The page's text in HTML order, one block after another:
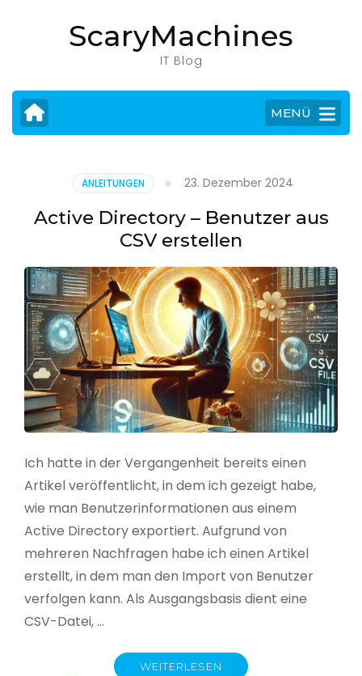
drücken)
ScaryMachines
IT Blog
MENÜ
ANLEITUNGEN 23. Dezember 2024
Active Directory – Benutzer aus
CSV erstellen
Ich hatte in der Vergangenheit bereits einen
Artikel veröffentlicht, in dem ich gezeigt habe,
wie man Benutzerinformationen aus einem
Active Directory exportiert. Aufgrund von
mehreren Nachfragen habe ich einen Artikel
erstellt, in dem man den Import von Benutzer
verfolgen kann. Als Ausgangsbasis dient eine
CSV-Datei, …
WEITERLESEN